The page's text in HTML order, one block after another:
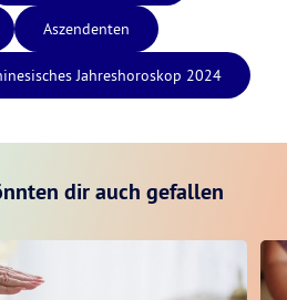
Aszendenten
Jahreshoroskop 2024
dir auch gefallen